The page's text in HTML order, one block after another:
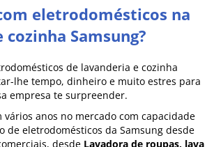
eletrodomésticos na
Samsung?
de lavanderia e cozinha
lhe tempo, dinheiro e muito estres para
empresa te surpreender.
vários anos no mercado com capacidade
de eletrodomésticos da Samsung desde
desde Lavadora de roupas, lava